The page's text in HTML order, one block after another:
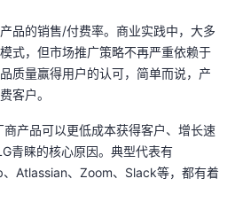
品的销售/付费率。商业实践中，大多
式，但市场推广策略不再严重依赖于
质量赢得用户的认可，简单而说，产
客户。
商产品可以更低成本获得客户、增长速
青睐的核心原因。典型代表有
、 Atlassian、 Zoom、 Slack等，都有着